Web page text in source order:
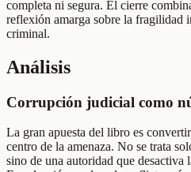
completa ni segura. El cierre
reflexión amarga sobre la fragilidad
criminal.
Análisis
Corrupción judicial como
La gran apuesta del libro es
centro de la amenaza. No se trata
sino de una autoridad que desactiva